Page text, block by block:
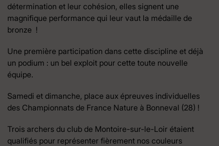
détermination et leur cohésion, elles signent une
magnifique performance qui leur vaut la médaille de
bronze !
Une première participation dans cette discipline et déjà
un podium : un bel exploit pour cette toute nouvelle
équipe.
Samedi et dimanche, place aux épreuves individuelles
des Championnats de France Nature à Bonneval (28) !
Trois archers du club de Montoire-sur-le-Loir étaient
qualifiés pour représenter fièrement nos couleurs